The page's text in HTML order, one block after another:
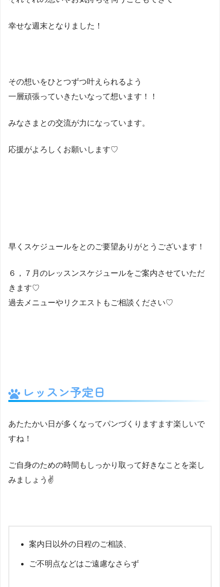
幸せな週末となりました！
その想いをひとつずつ叶えられるよう
一層頑張っていきたいなって想います！！
みなさまとの交流が力になっています。
応援がよろしくお願いします♡
早くスケジュールをとのご要望ありがとうございます！
６，７月のレッスンスケジュールをご案内させていただ
きます♡
過去メニューやリクエストもご相談ください♡
レッスン予定日
あたたかい日が多くなってパンづくりますます楽しいで
すね！
ご自身のための時間もしっかり取って好きなことを楽し
みましょう✌
案内日以外の日程のご相談、
ご不明点などはご遠慮なさらず